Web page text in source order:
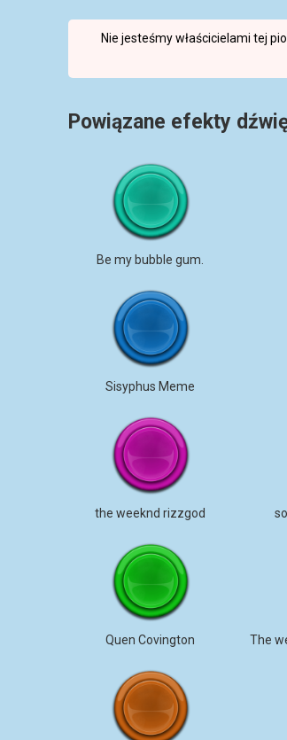
Nie jesteśmy właścicielami tej
Powiązane efekty
Be my bubble gum.
Sisyphus Meme
the weeknd rizzgod
Quen Covington The